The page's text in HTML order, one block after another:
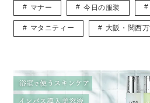
マナー 今日の服装
マタニティー 大阪・関西